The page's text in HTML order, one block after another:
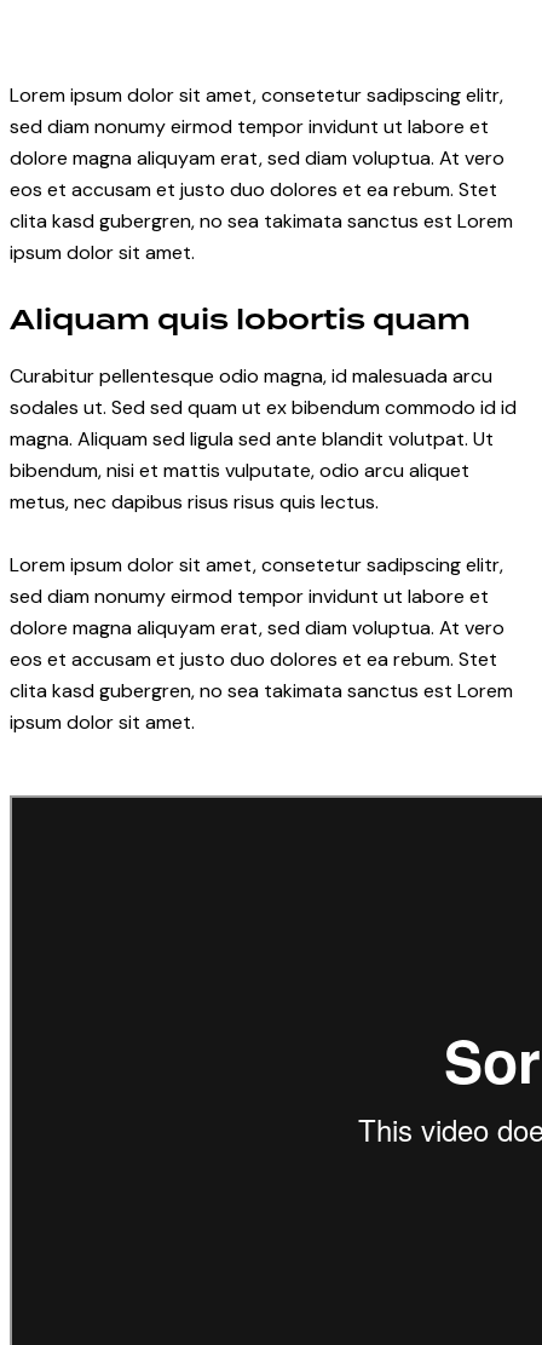
Lorem ipsum dolor sit amet, consetetur sadipscing elitr,
sed diam nonumy eirmod tempor invidunt ut labore et
dolore magna aliquyam erat, sed diam voluptua. At vero
eos et accusam et justo duo dolores et ea rebum. Stet
clita kasd gubergren, no sea takimata sanctus est Lorem
ipsum dolor sit amet.
Aliquam quis lobortis quam
Curabitur pellentesque odio magna, id malesuada arcu
sodales ut. Sed sed quam ut ex bibendum commodo id id
magna. Aliquam sed ligula sed ante blandit volutpat. Ut
bibendum, nisi et mattis vulputate, odio arcu aliquet
metus, nec dapibus risus risus quis lectus.
Lorem ipsum dolor sit amet, consetetur sadipscing elitr,
sed diam nonumy eirmod tempor invidunt ut labore et
dolore magna aliquyam erat, sed diam voluptua. At vero
eos et accusam et justo duo dolores et ea rebum. Stet
clita kasd gubergren, no sea takimata sanctus est Lorem
ipsum dolor sit amet.